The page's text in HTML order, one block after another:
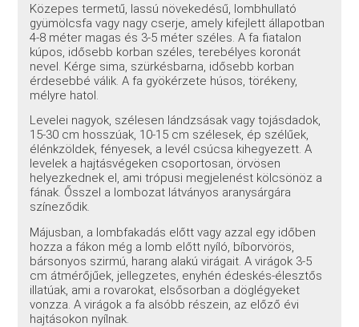
Közepes termetű, lassú növekedésű, lombhullató
gyümölcsfa vagy nagy cserje, amely kifejlett állapotban
4-8 méter magas és 3-5 méter széles. A fa fiatalon
kúpos, idősebb korban széles, terebélyes koronát
nevel. Kérge sima, szürkésbarna, idősebb korban
érdesebbé válik. A fa gyökérzete húsos, törékeny,
mélyre hatol.
Levelei nagyok, szélesen lándzsásak vagy tojásdadok,
15-30 cm hosszúak, 10-15 cm szélesek, ép szélűek,
élénkzöldek, fényesek, a levél csúcsa kihegyezett. A
levelek a hajtásvégeken csoportosan, örvösen
helyezkednek el, ami trópusi megjelenést kölcsönöz a
fának. Ősszel a lombozat látványos aranysárgára
színeződik.
Májusban, a lombfakadás előtt vagy azzal egy időben
hozza a fákon még a lomb előtt nyíló, bíborvörös,
bársonyos szirmú, harang alakú virágait. A virágok 3-5
cm átmérőjűek, jellegzetes, enyhén édeskés-élesztős
illatúak, ami a rovarokat, elsősorban a döglégyeket
vonzza. A virágok a fa alsóbb részein, az előző évi
hajtásokon nyílnak.